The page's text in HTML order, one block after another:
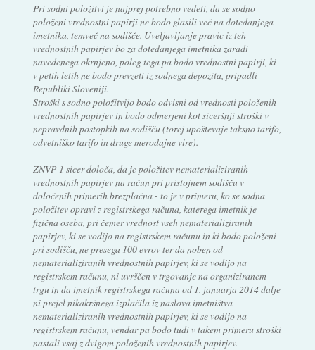
Pri sodni položitvi je najprej potrebno vedeti, da se sodno
položeni vrednostni papirji ne bodo glasili več na dotedanjega
imetnika, temveč na sodišče. Uveljavljanje pravic iz teh
vrednostnih papirjev bo za dotedanjega imetnika zaradi
navedenega okrnjeno, poleg tega pa bodo vrednostni papirji, ki
v petih letih ne bodo prevzeti iz sodnega depozita, pripadli
Republiki Sloveniji.
Stroški s sodno položitvijo bodo odvisni od vrednosti položenih
vrednostnih papirjev in bodo odmerjeni kot siceršnji stroški v
nepravdnih postopkih na sodišču (torej upoštevaje taksno tarifo,
odvetniško tarifo in druge merodajne vire).
ZNVP-1 sicer določa, da je položitev nematerializiranih
vrednostnih papirjev na račun pri pristojnem sodišču v
določenih primerih brezplačna - to je v primeru, ko se sodna
položitev opravi z registrskega računa, katerega imetnik je
fizična oseba, pri čemer vrednost vseh nematerializiranih
papirjev, ki se vodijo na registrskem računu in ki bodo položeni
pri sodišču, ne presega 100 evrov ter da noben od
nematerializiranih vrednostnih papirjev, ki se vodijo na
registrskem računu, ni uvrščen v trgovanje na organiziranem
trgu in da imetnik registrskega računa od 1. januarja 2014 dalje
ni prejel nikakršnega izplačila iz naslova imetništva
nematerializiranih vrednostnih papirjev, ki se vodijo na
registrskem računu, vendar pa bodo tudi v takem primeru stroški
nastali vsaj z dvigom položenih vrednostnih papirjev.